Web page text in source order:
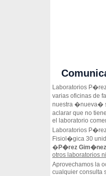
Laboratorios
varias oficinas de
nuestra �nueva�
aclarar que no
el laboratorio
Laboratorios
Fisiol�gica 30
�P�rez Gim�nez
otros laboratorios
Aprovechamos la
cualquier consulta